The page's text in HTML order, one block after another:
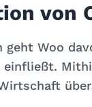
von
geht Woo